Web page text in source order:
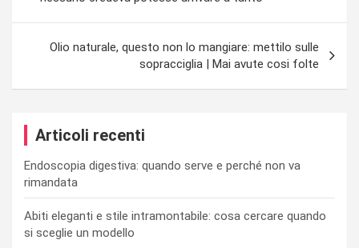
Olio naturale, questo non lo mangiare: mettilo sulle
sopracciglia | Mai avute cosi folte
Articoli recenti
Endoscopia digestiva: quando serve e perché non va
rimandata
Abiti eleganti e stile intramontabile: cosa cercare quando
si sceglie un modello